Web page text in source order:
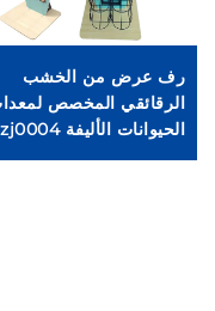
رف عرض من الخشب
الرقائقي المخصص لمعدات
الحيوانات الأليفة Ljmzj0004